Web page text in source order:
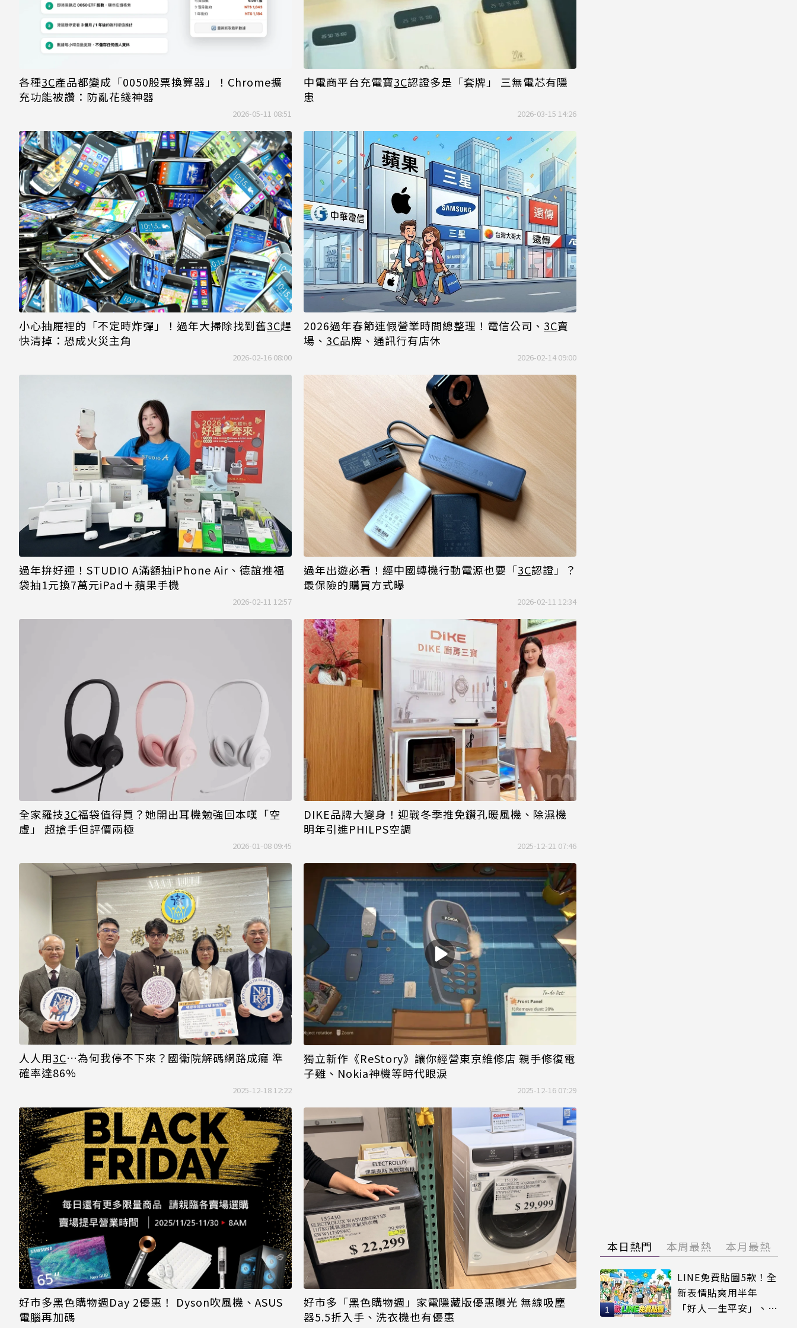
各種3C產品都變成「0050股票換算器」！Chrome擴
充功能被讚：防亂花錢神器
2026-05-11 08:51
中電商平台充電寶3C認證多是「套牌」 三無電芯有隱
患
2026-03-15 14:26
小心抽屜裡的「不定時炸彈」！過年大掃除找到舊3C趕
快清掉：恐成火災主角
2026-02-16 08:00
2026過年春節連假營業時間總整理！電信公司、 3C賣
場、 3C品牌、通訊行有店休
2026-02-14 09:00
過年拚好運！STUDIO A滿額抽iPhone Air、德誼推福
袋抽1元換7萬元iPad＋蘋果手機
2026-02-11 12:57
過年出遊必看！經中國轉機行動電源也要「3C認證」？
最保險的購買方式曝
2026-02-11 12:34
全家羅技3C福袋值得買？她開出耳機勉強回本嘆「空
虛」 超搶手但評價兩極
2026-01-08 09:45
DIKE品牌大變身！迎戰冬季推免鑽孔暖風機、除濕機
明年引進PHILPS空調
2025-12-21 07:46
人人用3C…為何我停不下來？國衛院解碼網路成癮 準
確率達86%
2025-12-18 12:22
獨立新作《ReStory》讓你經營東京維修店 親手修復電
子雞、Nokia神機等時代眼淚
2025-12-16 07:29
好市多黑色購物週Day 2優惠！ Dyson吹風機、ASUS
電腦再加碼
好市多「黑色購物週」家電隱藏版優惠曝光 無線吸塵
器5.5折入手、洗衣機也有優惠
本日熱門 本周最熱 本月最熱
LINE免費貼圖5款！全
新表情貼爽用半年
「好人一生平安」、